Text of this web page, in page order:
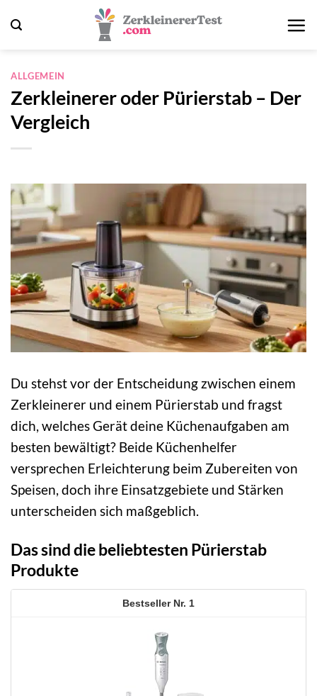
Inhalt
ALLGEMEIN
Zerkleinerer oder Pürierstab – Der
Vergleich
Du stehst vor der Entscheidung zwischen einem
Zerkleinerer und einem Pürierstab und fragst
dich, welches Gerät deine Küchenaufgaben am
besten bewältigt? Beide Küchenhelfer
versprechen Erleichterung beim Zubereiten von
Speisen, doch ihre Einsatzgebiete und Stärken
unterscheiden sich maßgeblich.
Das sind die beliebtesten Pürierstab
Produkte
1